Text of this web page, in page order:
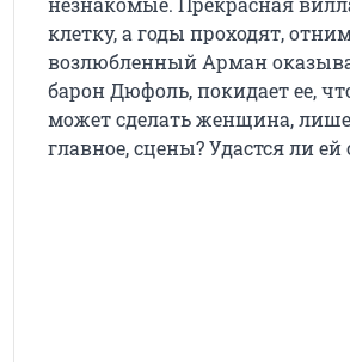
клетку, а годы проходят,
возлюбленный Арман
барон Дюфоль, покидает ее,
может сделать женщина,
главное, сцены? Удастся ли